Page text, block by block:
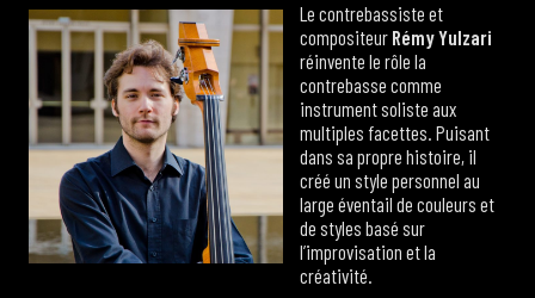
Le contrebassiste et
compositeur Rémy Yulzari
réinvente le rôle la
contrebasse comme
instrument soliste aux
multiples facettes. Puisant
dans sa propre histoire, il
créé un style personnel au
large éventail de couleurs et
de styles basé sur
l’improvisation et la
créativité.